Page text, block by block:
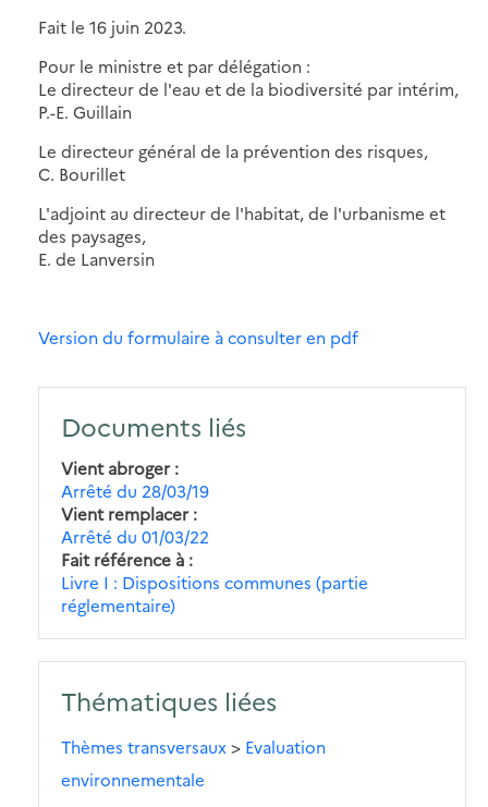
Fait le 16 juin 2023.
Pour le ministre et par délégation :
Le directeur de l'eau et de la biodiversité par intérim,
P.-E. Guillain
Le directeur général de la prévention des risques,
C. Bourillet
L'adjoint au directeur de l'habitat, de l'urbanisme et
des paysages,
E. de Lanversin
Version du formulaire à consulter en pdf
Documents liés
Vient abroger
Arrêté du 28/03/19
Vient remplacer
Arrêté du 01/03/22
Fait référence à
Livre I : Dispositions communes (partie
réglementaire)
Thématiques liées
Thèmes transversaux> Evaluation
environnementale